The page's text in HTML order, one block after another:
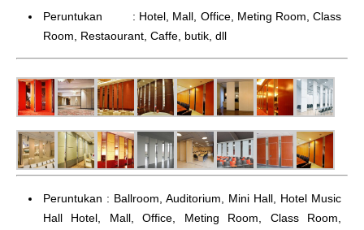
Peruntukan : Hotel, Mall, Office, Meting Room, Class
Room, Restaourant, Caffe, butik, dll
Peruntukan : Ballroom, Auditorium, Mini Hall, Hotel Music
Hall Hotel, Mall, Office, Meting Room, Class Room,